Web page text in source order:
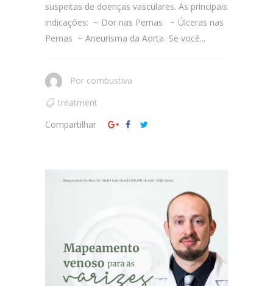
suspeitas de doenças vasculares. As principais
indicações: ~ Dor nas Pernas ~ Úlceras nas
Pernas ~ Aneurisma da Aorta Se você...
Por combustiva
treatment
Compartilhar